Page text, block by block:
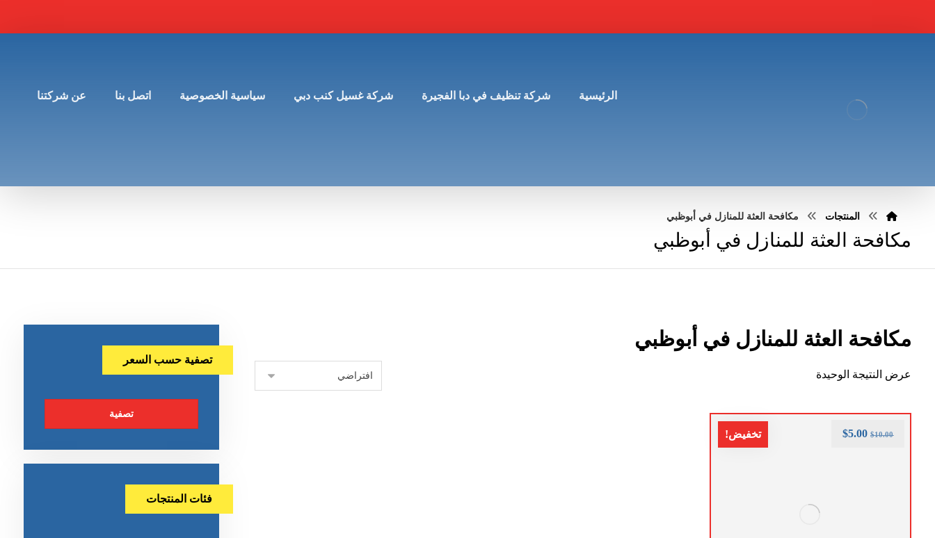
الرئيسية شركة تنظيف في دبا الفجيرة شركة غسيل كنب دبي سياسية الخصوصية اتصل بنا عن شركتنا
المنتجات مكافحة العثة للمنازل في أبوظبي
مكافحة العثة للمنازل في أبوظبي
مكافحة العثة للمنازل في أبوظبي
عرض النتيجة الوحيدة
تخفيض! $10.00
$5.00
تصفية حسب السعر
تصفية
فئات المنتجات